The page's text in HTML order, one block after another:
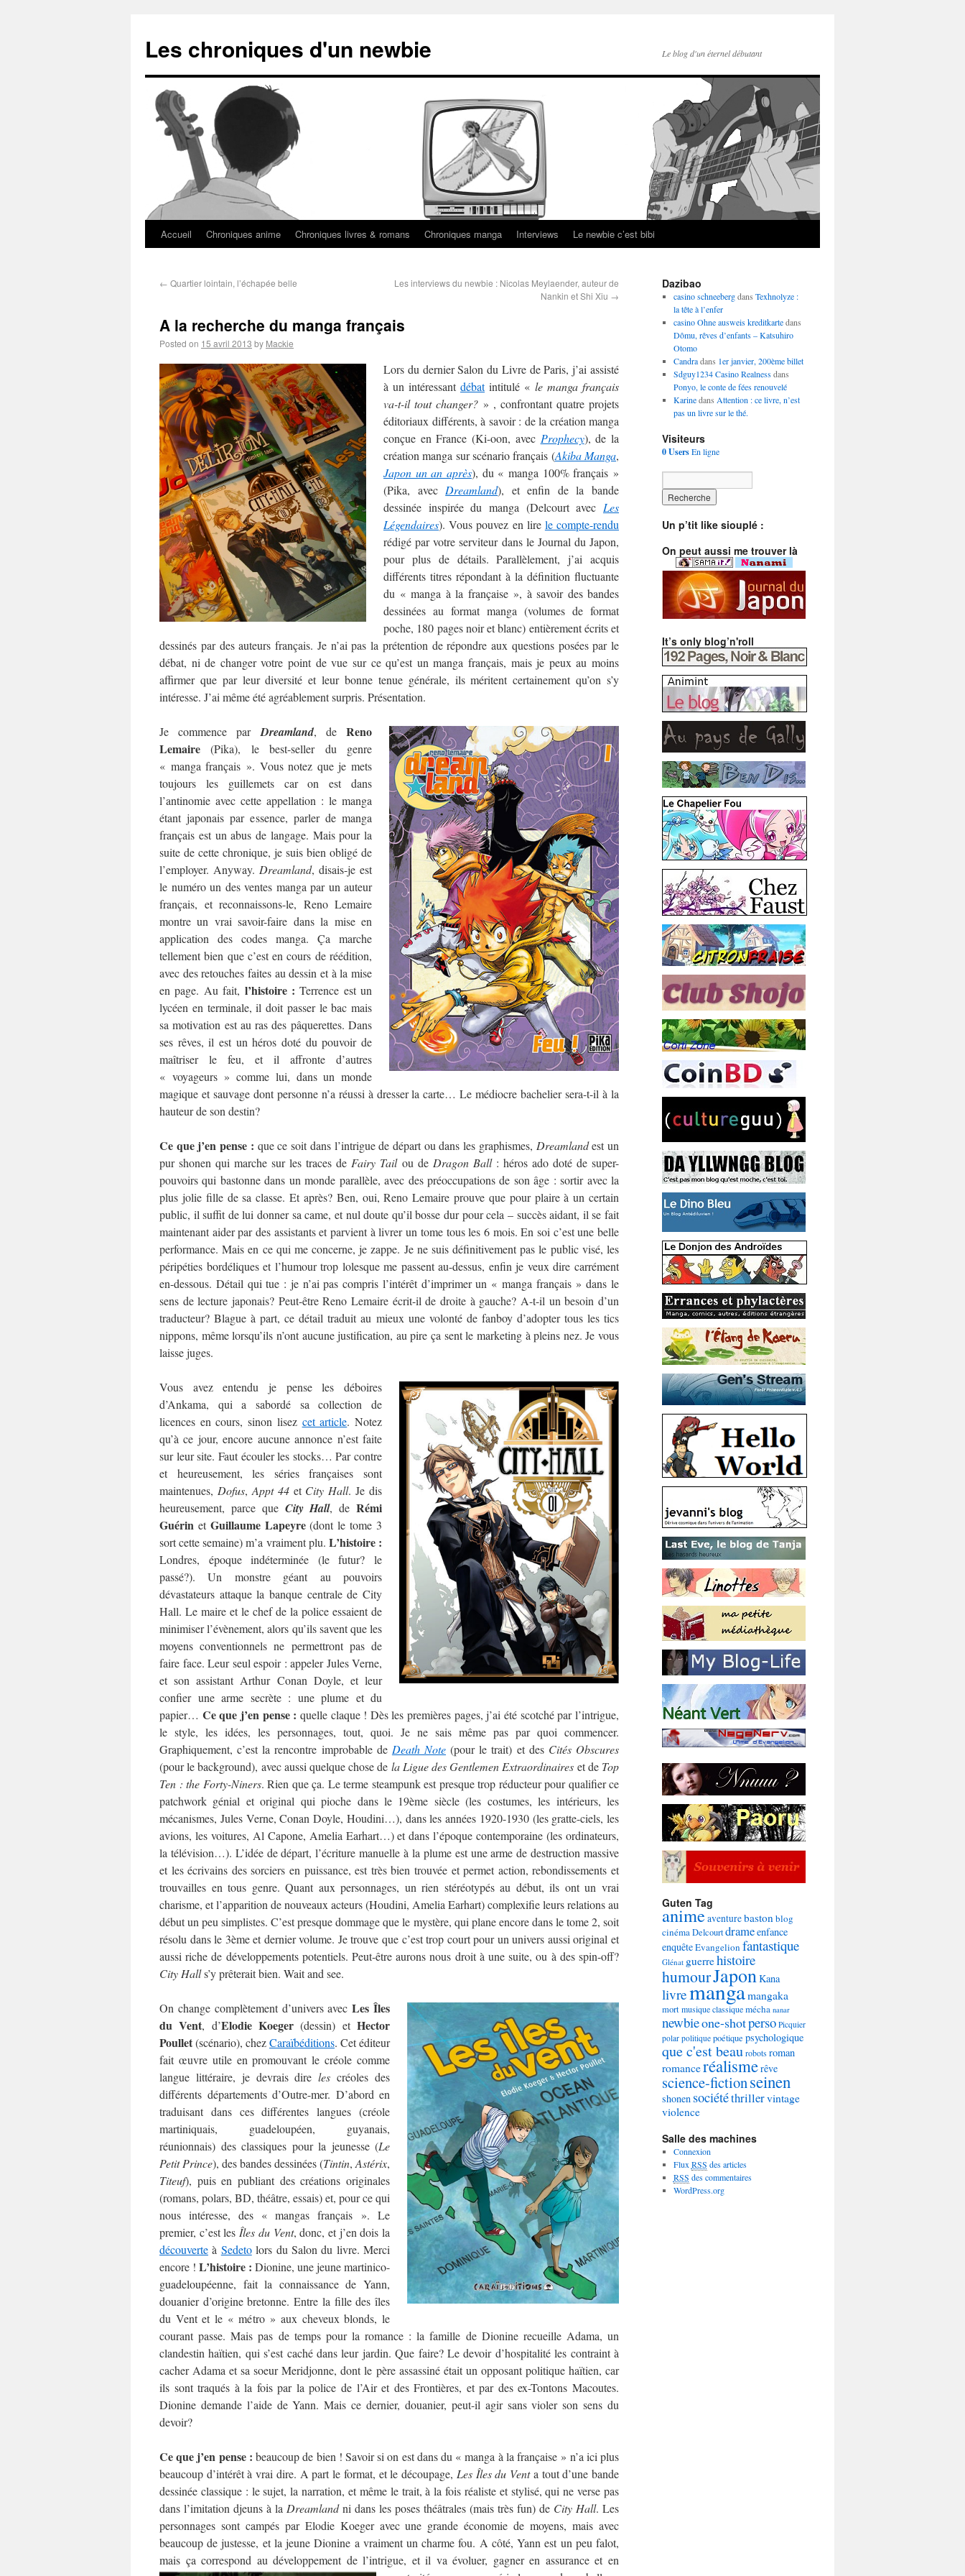
Les chroniques d'un newbie Le blog d'un éternel débutant
Accueil Chroniques anime Chroniques livres & romans Chroniques manga Interviews Le newbie c’est bibi
← Quartier lointain, l’échapée belle
Les interviews du newbie : Nicolas Meylaender, auteur de
Nankin et Shi Xiu →
A la recherche du manga français
Posted on 15 avril 2013 by Mackie
Lors du dernier Salon du Livre de Paris, j’ai assisté
à un intéressant débatintitulé « le manga français
va-t-il tout changer? » , confrontant quatre projets
éditoriaux différents, à savoir : de la création manga
conçue en France (Ki-oon, avec Prophecy), de la
création manga sur scénario français (Akiba Manga,
Japon un an après), du « manga 100% français »
(Pika, avec Dreamland), et enfin de la bande
dessinée inspirée du manga (Delcourt avec Les
Légendaires). Vous pouvez en lire le compte-rendu
rédigé par votre serviteur dans le Journal du Japon,
pour plus de détails. Parallèlement, j’ai acquis
différents titres répondant à la définition fluctuante
du « manga à la française », à savoir des bandes
dessinées au format manga (volumes de format
poche, 180 pages noir et blanc) entièrement écrits et
dessinés par des auteurs français. Je n’ai pas la prétention de répondre aux questions posées par le
débat, ni de changer votre point de vue sur ce qu’est un manga français, mais je peux au moins
affirmer que par leur diversité et leur bonne tenue générale, ils méritent certainement qu’on s’y
intéresse. J’ai même été agréablement surpris. Présentation.
Je commence par Dreamland, deReno
Lemaire (Pika), le best-seller du genre
« manga français ». Vous notez que je mets
toujours les guillemets car on est dans
l’antinomie avec cette appellation : le manga
étant japonais par essence, parler de manga
français est un abus de langage. Mais pour la
suite de cette chronique, je suis bien obligé de
l’employer. Anyway. Dreamland, disais-je est
le numéro un des ventes manga par un auteur
français, et reconnaissons-le, Reno Lemaire
montre un vrai savoir-faire dans la mise en
application des codes manga. Ça marche
tellement bien que c’est en cours de réédition,
avec des retouches faites au dessin et à la mise
en page. Au fait, l’histoire : Terrence est un
lycéen en terminale, il doit passer le bac mais
sa motivation est au ras des pâquerettes. Dans
ses rêves, il est un héros doté du pouvoir de
maîtriser le feu, et il affronte d’autres
« voyageurs » comme lui, dans un monde
magique et sauvage dont personne n’a réussi à dresser la carte… Le médiocre bachelier sera-t-il à la
hauteur de son destin?
Ce que j’en pense : que ce soit dans l’intrigue de départ ou dans les graphismes, Dreamlandest un
pur shonen qui marche sur les traces de Fairy Tailou de Dragon Ball: héros ado doté de super-
pouvoirs qui bastonne dans un monde parallèle, avec des préoccupations de son âge : sortir avec la
plus jolie fille de sa classe. Et après? Ben, oui, Reno Lemaire prouve que pour plaire à un certain
public, il suffit de lui donner sa came, et nul doute qu’il bosse dur pour cela – succès aidant, il se fait
maintenant aider par des assistants et parvient à livrer un tome tous les 6 mois. En soi c’est une belle
performance. Mais en ce qui me concerne, je zappe. Je ne suis définitivement pas le public visé, les
péripéties bordéliques et l’humour trop lolesque me passent au-dessus, enfin je veux dire carrément
en-dessous. Détail qui tue : je n’ai pas compris l’intérêt d’imprimer un « manga français » dans le
sens de lecture japonais? Peut-être Reno Lemaire écrit-il de droite à gauche? A-t-il un besoin d’un
traducteur? Blague à part, ce détail traduit au mieux une volonté de fanboy d’adopter tous les tics
nippons, même lorsqu’ils n’ont aucune justification, au pire ça sent le marketing à pleins nez. Je vous
laisse juges.
Vous avez entendu je pense les déboires
d’Ankama, qui a sabordé sa collection de
licences en cours, sinon lisez cet article. Notez
qu’à ce jour, encore aucune annonce n’est faite
sur leur site. Faut écouler les stocks… Par contre
et heureusement, les séries françaises sont
maintenues, Dofus, Appt 44et City Hall. Je dis
heureusement, parce que City Hall, deRémi
Guérin et Guillaume Lapeyre(dont le tome 3
sort cette semaine) m’a vraiment plu. L’histoire :
Londres, époque indéterminée (le futur? le
passé?). Un monstre géant au pouvoirs
dévastateurs attaque la banque centrale de City
Hall. Le maire et le chef de la police essaient de
minimiser l’évènement, alors qu’ils savent que les
moyens conventionnels ne permettront pas de
faire face. Leur seul espoir : appeler Jules Verne,
et son assistant Arthur Conan Doyle, et leur
confier une arme secrète : une plume et du
papier… Ce que j’en pense : quelle claque ! Dès les premières pages, j’ai été scotché par l’intrigue,
le style, les idées, les personnages, tout, quoi. Je ne sais même pas par quoi commencer.
Graphiquement, c’est la rencontre improbable de Death Note (pour le trait) et desCités Obscures
(pour le background), avec aussi quelque chose de la Ligue des Gentlemen Extraordinaires et de Top
Ten : the Forty-Niners. Rien que ça. Le terme steampunk est presque trop réducteur pour qualifier ce
patchwork génial et original qui pioche dans le 19ème siècle (les costumes, les intérieurs, les
mécanismes, Jules Verne, Conan Doyle, Houdini…), dans les années 1920-1930 (les gratte-ciels, les
avions, les voitures, Al Capone, Amelia Earhart…) et dans l’époque contemporaine (les ordinateurs,
la télévision…). L’idée de départ, l’écriture manuelle à la plume est une arme de destruction massive
et les écrivains des sorciers en puissance, est très bien trouvée et permet action, rebondissements et
trouvailles en tous genre. Quant aux personnages, un rien stéréotypés au début, ils ont un vrai
charisme, et l’apparition de nouveaux acteurs (Houdini, Amelia Earhart) complexifie leurs relations au
début un peu simplistes. C’est presque dommage que le mystère, qui plane encore dans le tome 2, soit
résolu dans le 3ème et dernier volume. Je trouve que c’est trop court pour un univers aussi original et
aussi riche de développements potentiels. Peut-être aurons nous droit à une suite, ou à des spin-off?
City Halls’y prêterait bien. Wait and see.
On change complètement d’univers avecLes Îles
du Vent, d’Elodie Koeger (dessin) etHector
Poullet(scénario), chezCaraïbéditions. Cet éditeur
fait œuvre utile en promouvant le créole comme
langue littéraire, je devrais direles créoles des
différents départements d’Outre-mer. D’abord en
traduisant dans ces différentes langues (créole
martiniquais, guadeloupéen, guyanais,
réunionnais) des classiques pour la jeunesse (Le
Petit Prince), des bandes dessinées (Tintin, Astérix,
Titeuf), puis en publiant des créations originales
(romans, polars, BD, théâtre, essais) et, pour ce qui
nous intéresse, des « mangas français ». Le
premier, c’est les Îles du Vent, donc, et j’en dois la
découverte à Sedetolors du Salon du livre. Merci
encore ! L’histoire : Dionine, une jeune martinico-
guadeloupéenne, fait la connaissance de Yann,
douanier d’origine bretonne. Entre la fille des îles
du Vent et le « métro » aux cheveux blonds, le
courant passe. Mais pas de temps pour la romance : la famille de Dionine recueille Adama, un
clandestin haïtien, qui s’est caché dans leur jardin. Que faire? Le devoir d’hospitalité les contraint à
cacher Adama et sa soeur Meridjonne, dont le père assassiné était un opposant politique haïtien, car
ils sont traqués à la fois par la police de l’Air et des Frontières, et par des ex-Tontons Macoutes.
Dionine demande l’aide de Yann. Mais ce dernier, douanier, peut-il agir sans violer son sens du
devoir?
Ce que j’en pense : beaucoup de bien ! Savoir si on est dans du « manga à la française » n’a ici plus
beaucoup d’intérêt à vrai dire. A part le format, et le découpage, Les Îles du Venta tout d’une bande
dessinée classique : le sujet, la narration, et même le trait, à la fois réaliste et stylisé, qui ne verse pas
dans l’imitation djeuns à la Dreamlandni dans les poses théâtrales (mais très fun) de City Hall. Les
personnages sont campés par Elodie Koeger avec une grande économie de moyens, mais avec
beaucoup de justesse, et la jeune Dionine a vraiment un charme fou. A côté, Yann est un peu falot,
mais ça correspond au développement de l’intrigue, et il va évoluer, gagner en assurance et en
Dazibao
casino schneebergdans Texhnolyze :
la tête à l’enfer
casino Ohne ausweis kreditkartedans
Dômu, rêves d’enfants – Katsuhiro
Otomo
Candradans 1er janvier, 200ème billet
Sdguy1234 Casino Realnessdans
Ponyo, le conte de fées renouvelé
Karinedans Attention : ce livre, n’est
pas un livre sur le thé.
Visiteurs
0 UsersEn ligne
Un p’tit like siouplé :
On peut aussi me trouver là
It’s only blog’n'roll
Guten Tag
animeaventurebaston blog
cinémaDelcourtdrameenfance
enquêteEvangelion fantastique
Glénat guerrehistoire
humourJapon Kana
livremangamangaka
mortmusique classiquemécha nanar
newbieone-shotperso Picquier
polar politique poétique psychologique
que c'est beaurobotsroman
romanceréalismerêve
science-fictionseinen
shonen sociététhrillervintage
violence
Salle des machines
Connexion
Flux RSS des articles
RSS des commentaires
WordPress.org